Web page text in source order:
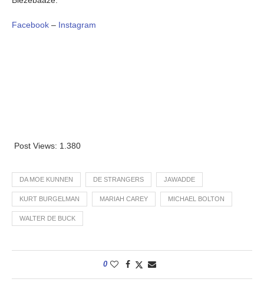
Facebook – Instagram
Post Views: 1.380
DA MOE KUNNEN DE STRANGERS JAWADDE
KURT BURGELMAN MARIAH CAREY MICHAEL BOLTON
WALTER DE BUCK
0